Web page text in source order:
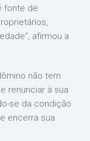
fonte de
afirmou a
não tem
renunciar à sua
se da condição
encerra sua